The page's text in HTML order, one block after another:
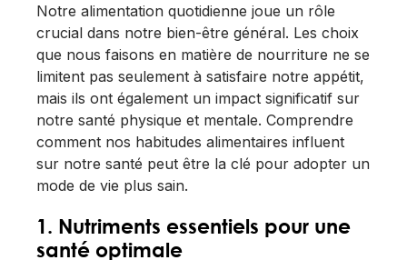
Notre alimentation quotidienne joue un rôle
crucial dans notre bien-être général. Les choix
que nous faisons en matière de nourriture ne se
limitent pas seulement à satisfaire notre appétit,
mais ils ont également un impact significatif sur
notre santé physique et mentale. Comprendre
comment nos habitudes alimentaires influent
sur notre santé peut être la clé pour adopter un
mode de vie plus sain.
1. Nutriments essentiels pour une
santé optimale